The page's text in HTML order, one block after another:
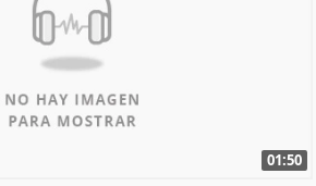
01:50